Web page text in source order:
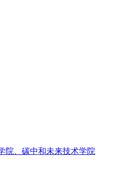
院、碳中和未来技术学院